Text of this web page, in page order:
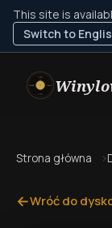
This site is
Switch to
Strona główna
←Wróć do